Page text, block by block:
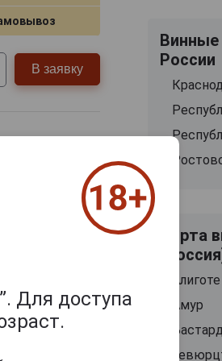
В заявку
Винные
России
Сорта
Алиготе
Амур
Для доступа